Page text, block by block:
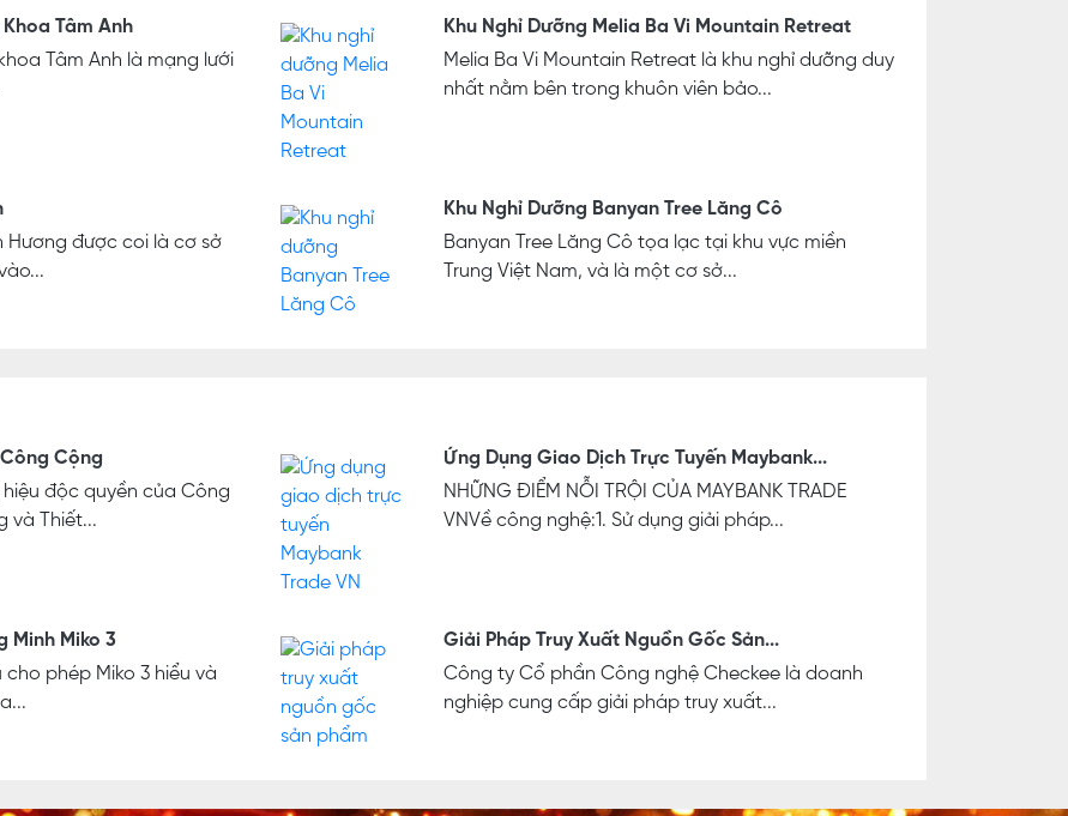
Tâm Anh
Tâm Anh là mạng lưới
Khu Nghỉ Dưỡng Melia Ba Vi Mountain Retreat
Melia Ba Vi Mountain Retreat là khu nghỉ dưỡng duy
nhất nằm bên trong khuôn viên bảo...
Hương được coi là cơ sở
Khu Nghỉ Dưỡng Banyan Tree Lăng Cô
Banyan Tree Lăng Cô tọa lạc tại khu vực miền
Trung Việt Nam, và là một cơ sở...
Cộng
độc quyền của Công
và Thiết...
Ứng Dụng Giao Dịch Trực Tuyến Maybank...
NHỮNG ĐIỂM NỖI TRỘI CỦA MAYBANK TRADE
VNVề công nghệ:1. Sử dụng giải pháp...
Minh Miko 3
cho phép Miko 3 hiểu và
Giải Pháp Truy Xuất Nguồn Gốc Sản...
Công ty Cổ phần Công nghệ Checkee là doanh
nghiệp cung cấp giải pháp truy xuất...